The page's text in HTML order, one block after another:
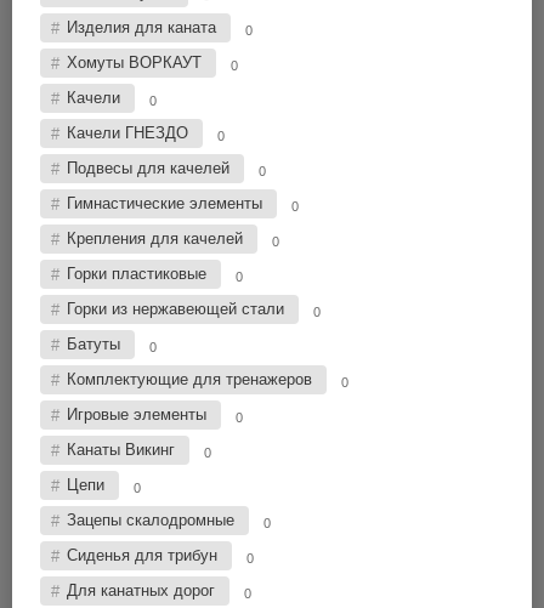
Изделия для каната 0
Хомуты ВОРКАУТ 0
Качели 0
Качели ГНЕЗДО 0
Подвесы для качелей 0
Гимнастические элементы 0
Крепления для качелей 0
Горки пластиковые 0
Горки из нержавеющей стали 0
Батуты 0
Комплектующие для тренажеров 0
Игровые элементы 0
Канаты Викинг 0
Цепи 0
Зацепы скалодромные 0
Сиденья для трибун 0
Для канатных дорог 0
Цена по возрастанию
220
Ø25-27
1 шт